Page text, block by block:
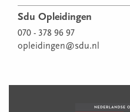
Sdu Opleidingen
070 - 378 96 97
opleidingen@sdu.nl